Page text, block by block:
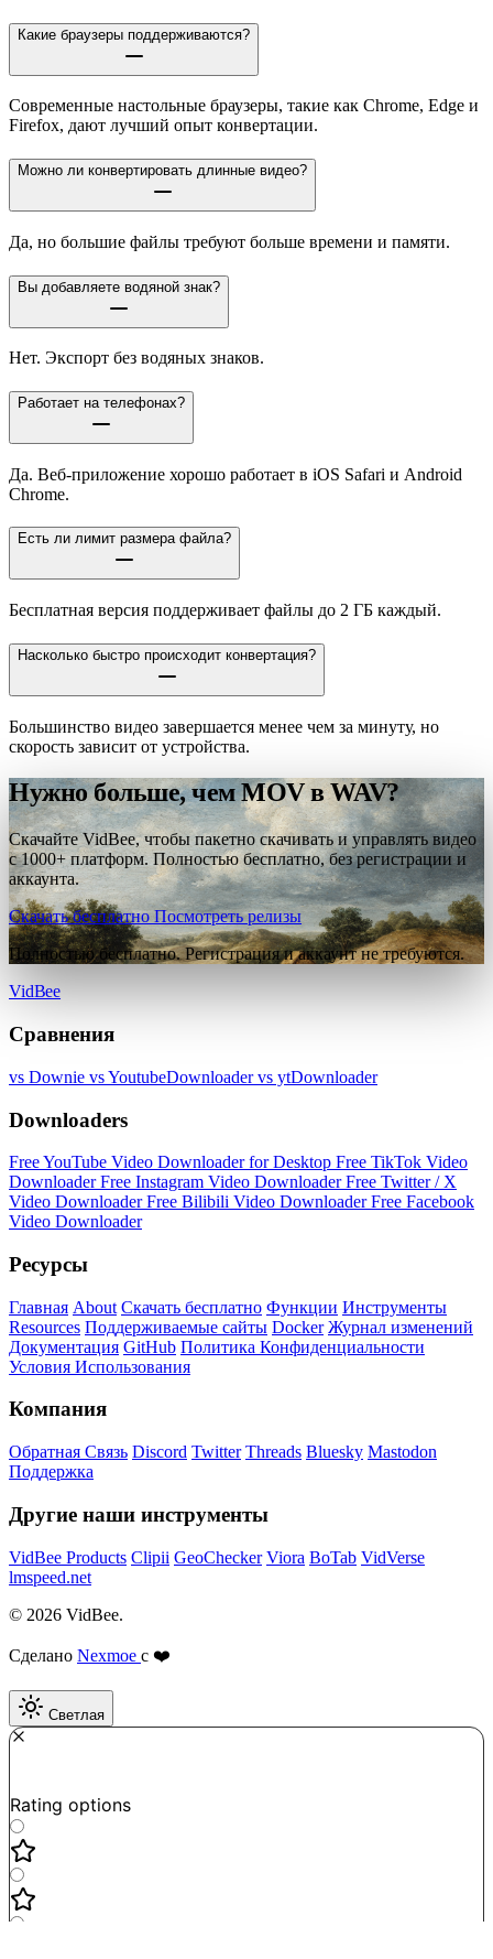
Какие браузеры поддерживаются?
Современные настольные браузеры, такие как Chrome, Edge и
Firefox, дают лучший опыт конвертации.
Можно ли конвертировать длинные видео?
Да, но большие файлы требуют больше времени и памяти.
Вы добавляете водяной знак?
Нет. Экспорт без водяных знаков.
Работает на телефонах?
Да. Веб-приложение хорошо работает в iOS Safari и Android
Chrome.
Есть ли лимит размера файла?
Бесплатная версия поддерживает файлы до 2 ГБ каждый.
Насколько быстро происходит конвертация?
Большинство видео завершается менее чем за минуту, но
скорость зависит от устройства.
Нужно больше, чем MOV в WAV?
Скачайте VidBee, чтобы пакетно скачивать и управлять видео
с 1000+ платформ. Полностью бесплатно, без регистрации и
аккаунта.
Скачать бесплатно Посмотреть релизы
Полностью бесплатно. Регистрация и аккаунт не требуются.
VidBee
Сравнения
vs Downie vs YoutubeDownloadervs ytDownloader
Downloaders
Free YouTube Video Downloader for Desktop Free TikTok Video
DownloaderFree Instagram Video DownloaderFree Twitter / X
Video DownloaderFree Bilibili Video DownloaderFree Facebook
Video Downloader
Ресурсы
Главная About Скачать бесплатно Функции Инструменты
Resources Поддерживаемые сайты Docker Журнал изменений
Документация GitHub Политика Конфиденциальности
Условия Использования
Компания
Обратная Связь Discord Twitter Threads Bluesky Mastodon
Поддержка
Другие наши инструменты
VidBee Products Clipii GeoChecker Viora BoTab VidVerse
lmspeed.net
© 2026 VidBee.
Сделано Nexmoe с ❤️
Светлая
Rating options